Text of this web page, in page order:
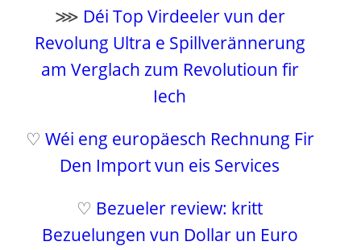
⋙ Déi Top Virdeeler vun der
Revolung Ultra e Spillverännerung
am Verglach zum Revolutioun fir
Iech
♡ Wéi eng europäesch Rechnung Fir
Den Import vun eis Services
♡ Bezueler review: kritt
Bezuelungen vun Dollar un Euro